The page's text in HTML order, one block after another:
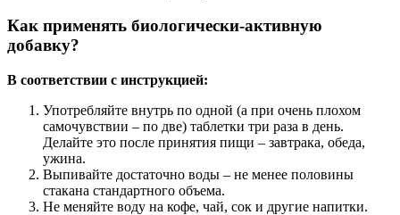
Как применять биологически-активную
добавку?
В соответствии с инструкцией:
Употребляйте внутрь по одной (а при очень плохом
самочувствии – по две) таблетки три раза в день.
Делайте это после принятия пищи – завтрака, обеда,
ужина.
Выпивайте достаточно воды – не менее половины
стакана стандартного объема.
Не меняйте воду на кофе, чай, сок и другие напитки.